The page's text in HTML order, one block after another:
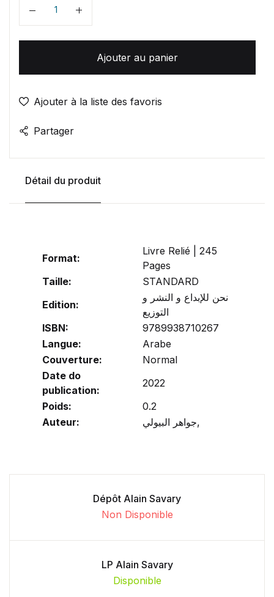
Quantité
Ajouter au panier
Ajouter à la liste des favoris
Partager
Détail du produit
Format:
Livre Relié | 245
Pages
Taille:
STANDARD
Edition:
نحن للإبداع و النشر و
التوزيع
ISBN:
9789938710267
Langue:
Arabe
Couverture:
Normal
Date do
publication:
2022
Poids:
0.2
Auteur:
جواهر البيولي,
Dépôt Alain Savary
Non Disponible
LP Alain Savary
Disponible